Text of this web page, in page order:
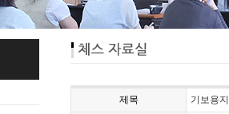
제목 기보용